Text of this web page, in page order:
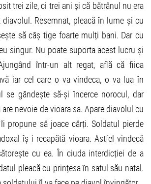
trei zile, ci trei ani și că bătrânul nu era
Resemnat, pleacă în lume și cu
să câș tige foarte mulți bani. Dar cu
singur. Nu poate suporta acest lucru și
într-un alt regat, află că fiica
iar cel care o va vindeca, o va lua în
se gândește să-și încerce norocul, dar
nevoie de vioara sa. Apare diavolul cu
propune să joace cărți. Soldatul pierde
îș i recapătă vioara. Astfel vindecă
cu ea. În ciuda interdicției de a
pleacă cu prințesa în satul său natal.